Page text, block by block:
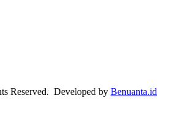
Reserved. Developed by Benuanta.id